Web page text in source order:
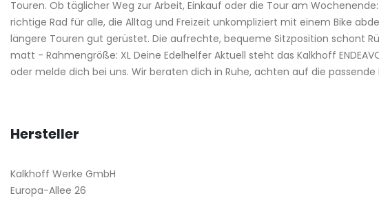
Touren. Ob täglicher Weg zur Arbeit, Einkauf oder die Tour am
richtige Rad für alle, die Alltag und Freizeit unkompliziert mit einem Bike
längere Touren gut gerüstet. Die aufrechte, bequeme Sitzposition schont
matt - Rahmengröße: XL Deine Edelhelfer Aktuell steht das Kalkhoff
oder melde dich bei uns. Wir beraten dich in Ruhe, achten auf die
Hersteller
Kalkhoff Werke GmbH
Europa-Allee 26